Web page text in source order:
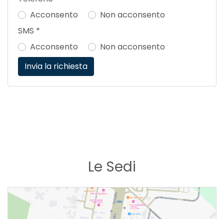
Acconsento
Non acconsento
SMS *
Acconsento
Non acconsento
Le Sedi